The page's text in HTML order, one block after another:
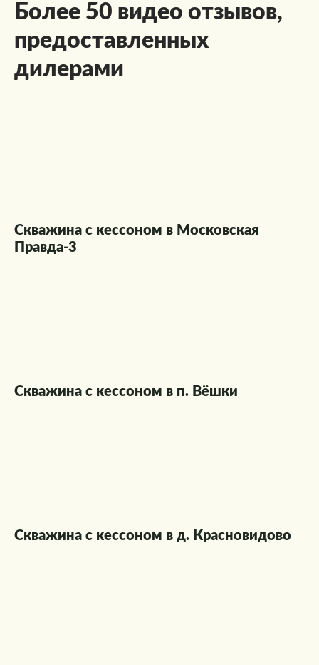
Более 50 видео отзывов,
предоставленных
дилерами
Скважина с кессоном в Московская
Правда-3
Скважина с кессоном в п. Вёшки
Скважина с кессоном в д. Красновидово